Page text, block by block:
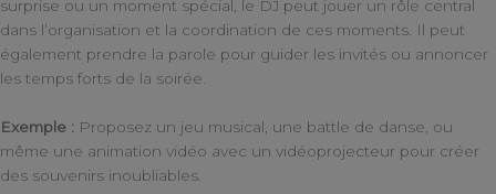
surprise ou un moment spécial, le DJ peut jouer un rôle central
dans l’organisation et la coordination de ces moments. Il peut
également prendre la parole pour guider les invités ou annoncer
les temps forts de la soirée.
Exemple : Proposez un jeu musical, une battle de danse, ou
même une animation vidéo avec un vidéoprojecteur pour créer
des souvenirs inoubliables.